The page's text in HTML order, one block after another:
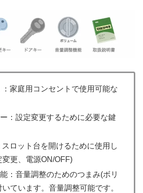
家庭用コンセントで使用可能な
：設定変更するために必要な鍵
スロット台を開けるために使用し
変更、電源ON/OFF)
：音量調整のためのつまみ(ボリ
いています。音量調整可能です。